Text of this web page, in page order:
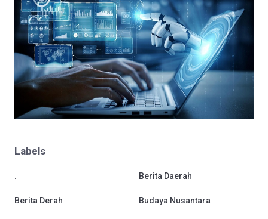
Labels
. Berita Daerah
Berita Derah Budaya Nusantara